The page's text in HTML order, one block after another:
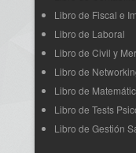
Libro de Fiscal e
Libro de Laboral
Libro de Civil y
Libro de
Libro de
Libro de Tests
Libro de Gestión